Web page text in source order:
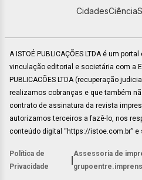
CidadesCiência
A ISTOÉ PUBLICAÇÕES LTDA é um
vinculação editorial e societária com a
PUBLICACÕES LTDA (recuperação
realizamos cobranças e que também
contrato de assinatura da revista
autorizamos terceiros a fazê-lo, nos
conteúdo digital “https://istoe.com.br”
Política de
Privacidade
Assessoria de